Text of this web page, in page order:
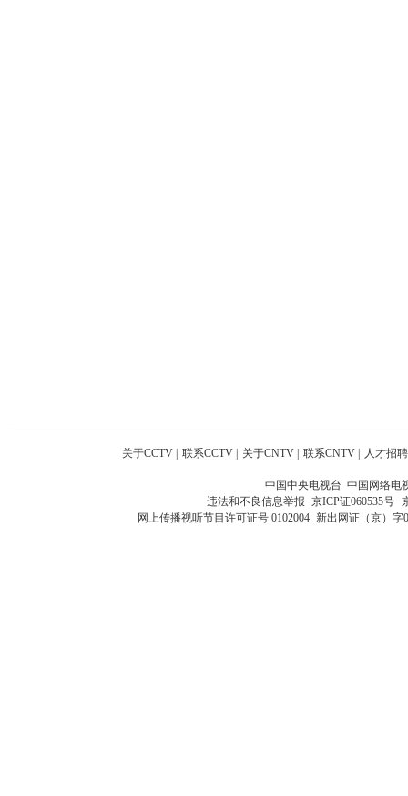
关于CCTV 联系CCTV 关于CNTV 联系CNTV 人才招聘
中国中央电视台 中国网络电
违法和不良信息举报 京ICP证060535号
网上传播视听节目许可证号 0102004 新出网证（京）